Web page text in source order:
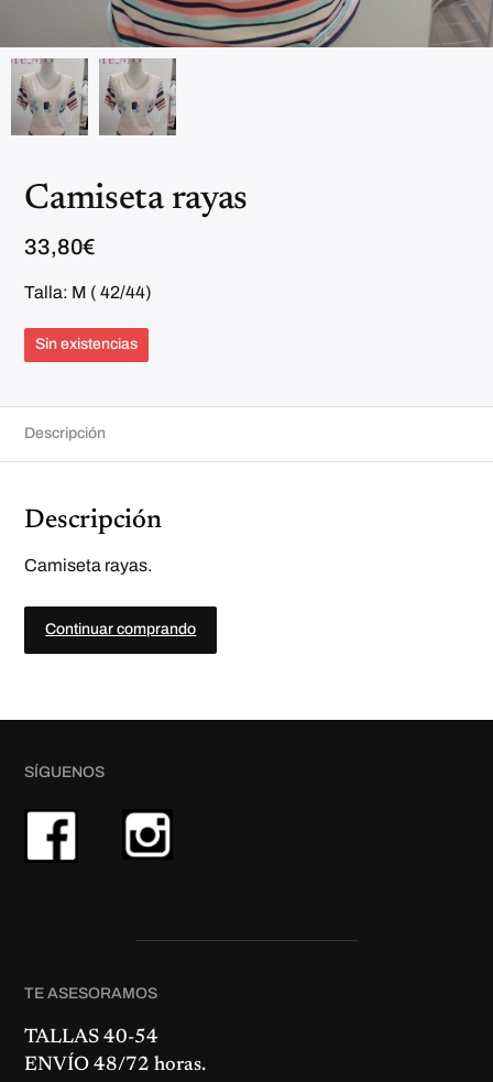
Camiseta rayas
33,80€
Talla: M ( 42/44)
Sin existencias
Descripción
Descripción
Camiseta rayas.
Continuar comprando
SÍGUENOS
TE ASESORAMOS
TALLAS 40-54
ENVÍO 48/72 horas.